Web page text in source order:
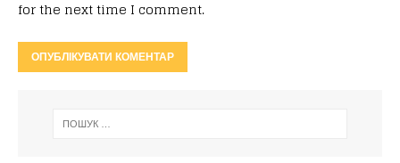
for the next time I comment.